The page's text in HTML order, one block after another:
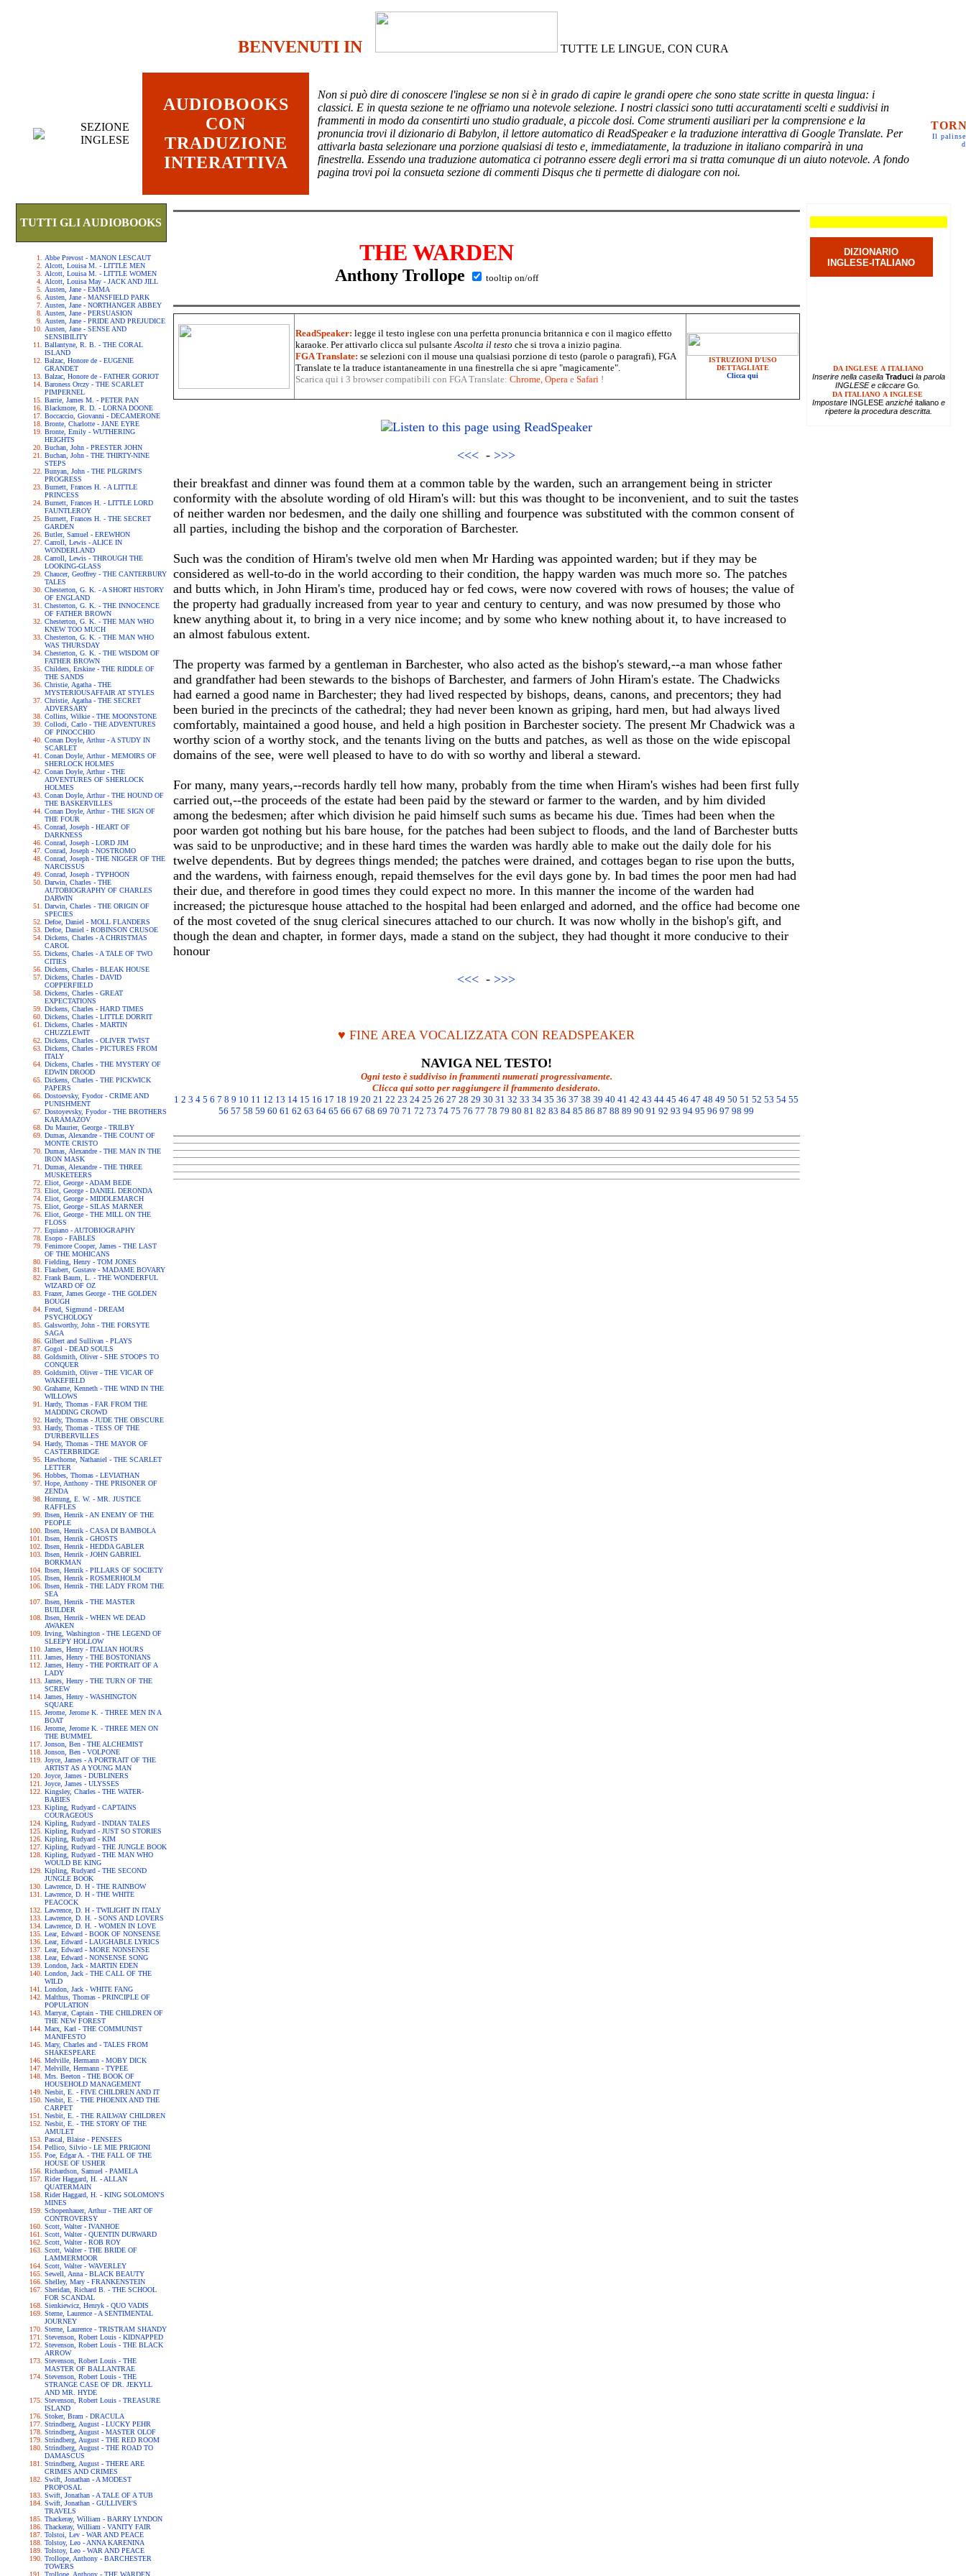
BENVENUTI IN TUTTE LE LINGUE, CON CURA
SEZIONE
INGLESE
AUDIOBOOKS
CON
TRADUZIONE
INTERATTIVA
Non si può dire di conoscere l'inglese se non si è in grado di capire le grandi opere che sono state scritte in questa lingua: i
classici. E in questa sezione te ne offriamo una notevole selezione. I nostri classici sono tutti accuratamenti scelti e suddivisi in
frammenti in modo da consentirti uno studio graduale, a piccole dosi. Come strumenti ausiliari per la comprensione e la
pronuncia trovi il dizionario di Babylon, il lettore automatico di ReadSpeaker e la traduzione interattiva di Google Translate. Per
attivarla basta selezionare una porzione qualsiasi di testo e, immediatamente, la traduzione in italiano comparirà in una
finestrella. Essendo una traduzione automatica ci potranno essere degli errori ma si tratta comunque di un aiuto notevole. A fondo
pagina trovi poi la consueta sezione di commenti Disqus che ti permette di dialogare con noi.
Il
TUTTI GLI AUDIOBOOKS
Abbe Prevost - MANON LESCAUT
Alcott, Louisa M. - LITTLE MEN
Alcott, Louisa M. - LITTLE WOMEN
Alcott, Louisa May - JACK AND JILL
Austen, Jane - EMMA
Austen, Jane - MANSFIELD PARK
Austen, Jane - NORTHANGER ABBEY
Austen, Jane - PERSUASION
Austen, Jane - PRIDE AND PREJUDICE
Austen, Jane - SENSE AND
SENSIBILITY
Ballantyne, R. B. - THE CORAL
ISLAND
Balzac, Honore de - EUGENIE
GRANDET
Balzac, Honore de - FATHER GORIOT
Baroness Orczy - THE SCARLET
PIMPERNEL
Barrie, James M. - PETER PAN
Blackmore, R. D. - LORNA DOONE
Boccaccio, Giovanni - DECAMERONE
Bronte, Charlotte - JANE EYRE
Bronte, Emily - WUTHERING
HEIGHTS
Buchan, John - PRESTER JOHN
Buchan, John - THE THIRTY-NINE
STEPS
Bunyan, John - THE PILGRIM'S
PROGRESS
Burnett, Frances H. - A LITTLE
PRINCESS
Burnett, Frances H. - LITTLE LORD
FAUNTLEROY
Burnett, Frances H. - THE SECRET
GARDEN
Butler, Samuel - EREWHON
Carroll, Lewis - ALICE IN
WONDERLAND
Carroll, Lewis - THROUGH THE
LOOKING-GLASS
Chaucer, Geoffrey - THE CANTERBURY
TALES
Chesterton, G. K. - A SHORT HISTORY
OF ENGLAND
Chesterton, G. K. - THE INNOCENCE
OF FATHER BROWN
Chesterton, G. K. - THE MAN WHO
KNEW TOO MUCH
Chesterton, G. K. - THE MAN WHO
WAS THURSDAY
Chesterton, G. K. - THE WISDOM OF
FATHER BROWN
Childers, Erskine - THE RIDDLE OF
THE SANDS
Christie, Agatha - THE
MYSTERIOUSAFFAIR AT STYLES
Christie, Agatha - THE SECRET
ADVERSARY
Collins, Wilkie - THE MOONSTONE
Collodi, Carlo - THE ADVENTURES
OF PINOCCHIO
Conan Doyle, Arthur - A STUDY IN
SCARLET
Conan Doyle, Arthur - MEMOIRS OF
SHERLOCK HOLMES
Conan Doyle, Arthur - THE
ADVENTURES OF SHERLOCK
HOLMES
Conan Doyle, Arthur - THE HOUND OF
THE BASKERVILLES
Conan Doyle, Arthur - THE SIGN OF
THE FOUR
Conrad, Joseph - HEART OF
DARKNESS
Conrad, Joseph - LORD JIM
Conrad, Joseph - NOSTROMO
Conrad, Joseph - THE NIGGER OF THE
NARCISSUS
Conrad, Joseph - TYPHOON
Darwin, Charles - THE
AUTOBIOGRAPHY OF CHARLES
DARWIN
Darwin, Charles - THE ORIGIN OF
SPECIES
Defoe, Daniel - MOLL FLANDERS
Defoe, Daniel - ROBINSON CRUSOE
Dickens, Charles - A CHRISTMAS
CAROL
Dickens, Charles - A TALE OF TWO
CITIES
Dickens, Charles - BLEAK HOUSE
Dickens, Charles - DAVID
COPPERFIELD
Dickens, Charles - GREAT
EXPECTATIONS
Dickens, Charles - HARD TIMES
Dickens, Charles - LITTLE DORRIT
Dickens, Charles - MARTIN
CHUZZLEWIT
Dickens, Charles - OLIVER TWIST
Dickens, Charles - PICTURES FROM
ITALY
Dickens, Charles - THE MYSTERY OF
EDWIN DROOD
Dickens, Charles - THE PICKWICK
PAPERS
Dostoevsky, Fyodor - CRIME AND
PUNISHMENT
Dostoyevsky, Fyodor - THE BROTHERS
KARAMAZOV
Du Maurier, George - TRILBY
Dumas, Alexandre - THE COUNT OF
MONTE CRISTO
Dumas, Alexandre - THE MAN IN THE
IRON MASK
Dumas, Alexandre - THE THREE
MUSKETEERS
Eliot, George - ADAM BEDE
Eliot, George - DANIEL DERONDA
Eliot, George - MIDDLEMARCH
Eliot, George - SILAS MARNER
Eliot, George - THE MILL ON THE
FLOSS
Equiano - AUTOBIOGRAPHY
Esopo - FABLES
Fenimore Cooper, James - THE LAST
OF THE MOHICANS
Fielding, Henry - TOM JONES
Flaubert, Gustave - MADAME BOVARY
Frank Baum, L. - THE WONDERFUL
WIZARD OF OZ
Frazer, James George - THE GOLDEN
BOUGH
Freud, Sigmund - DREAM
PSYCHOLOGY
Galsworthy, John - THE FORSYTE
SAGA
Gilbert and Sullivan - PLAYS
Gogol - DEAD SOULS
Goldsmith, Oliver - SHE STOOPS TO
CONQUER
Goldsmith, Oliver - THE VICAR OF
WAKEFIELD
Grahame, Kenneth - THE WIND IN THE
WILLOWS
Hardy, Thomas - FAR FROM THE
MADDING CROWD
Hardy, Thomas - JUDE THE OBSCURE
Hardy, Thomas - TESS OF THE
D'URBERVILLES
Hardy, Thomas - THE MAYOR OF
CASTERBRIDGE
Hawthorne, Nathaniel - THE SCARLET
LETTER
Hobbes, Thomas - LEVIATHAN
Hope, Anthony - THE PRISONER OF
ZENDA
Hornung, E. W. - MR. JUSTICE
RAFFLES
Ibsen, Henrik - AN ENEMY OF THE
PEOPLE
Ibsen, Henrik - CASA DI BAMBOLA
Ibsen, Henrik - GHOSTS
Ibsen, Henrik - HEDDA GABLER
Ibsen, Henrik - JOHN GABRIEL
BORKMAN
Ibsen, Henrik - PILLARS OF SOCIETY
Ibsen, Henrik - ROSMERHOLM
Ibsen, Henrik - THE LADY FROM THE
SEA
Ibsen, Henrik - THE MASTER
BUILDER
Ibsen, Henrik - WHEN WE DEAD
AWAKEN
Irving, Washington - THE LEGEND OF
SLEEPY HOLLOW
James, Henry - ITALIAN HOURS
James, Henry - THE BOSTONIANS
James, Henry - THE PORTRAIT OF A
LADY
James, Henry - THE TURN OF THE
SCREW
James, Henry - WASHINGTON
SQUARE
Jerome, Jerome K. - THREE MEN IN A
BOAT
Jerome, Jerome K. - THREE MEN ON
THE BUMMEL
Jonson, Ben - THE ALCHEMIST
Jonson, Ben - VOLPONE
Joyce, James - A PORTRAIT OF THE
ARTIST AS A YOUNG MAN
Joyce, James - DUBLINERS
Joyce, James - ULYSSES
Kingsley, Charles - THE WATER-
BABIES
Kipling, Rudyard - CAPTAINS
COURAGEOUS
Kipling, Rudyard - INDIAN TALES
Kipling, Rudyard - JUST SO STORIES
Kipling, Rudyard - KIM
Kipling, Rudyard - THE JUNGLE BOOK
Kipling, Rudyard - THE MAN WHO
WOULD BE KING
Kipling, Rudyard - THE SECOND
JUNGLE BOOK
Lawrence, D. H - THE RAINBOW
Lawrence, D. H - THE WHITE
PEACOCK
Lawrence, D. H - TWILIGHT IN ITALY
Lawrence, D. H. - SONS AND LOVERS
Lawrence, D. H. - WOMEN IN LOVE
Lear, Edward - BOOK OF NONSENSE
Lear, Edward - LAUGHABLE LYRICS
Lear, Edward - MORE NONSENSE
Lear, Edward - NONSENSE SONG
London, Jack - MARTIN EDEN
London, Jack - THE CALL OF THE
WILD
London, Jack - WHITE FANG
Malthus, Thomas - PRINCIPLE OF
POPULATION
Marryat, Captain - THE CHILDREN OF
THE NEW FOREST
Marx, Karl - THE COMMUNIST
MANIFESTO
Mary, Charles and - TALES FROM
SHAKESPEARE
Melville, Hermann - MOBY DICK
Melville, Hermann - TYPEE
Mrs. Beeton - THE BOOK OF
HOUSEHOLD MANAGEMENT
Nesbit, E. - FIVE CHILDREN AND IT
Nesbit, E. - THE PHOENIX AND THE
CARPET
Nesbit, E. - THE RAILWAY CHILDREN
Nesbit, E. - THE STORY OF THE
AMULET
Pascal, Blaise - PENSEES
Pellico, Silvio - LE MIE PRIGIONI
Poe, Edgar A. - THE FALL OF THE
HOUSE OF USHER
Richardson, Samuel - PAMELA
Rider Haggard, H. - ALLAN
QUATERMAIN
Rider Haggard, H. - KING SOLOMON'S
MINES
Schopenhauer, Arthur - THE ART OF
CONTROVERSY
Scott, Walter - IVANHOE
Scott, Walter - QUENTIN DURWARD
Scott, Walter - ROB ROY
Scott, Walter - THE BRIDE OF
LAMMERMOOR
Scott, Walter - WAVERLEY
Sewell, Anna - BLACK BEAUTY
Shelley, Mary - FRANKENSTEIN
Sheridan, Richard B. - THE SCHOOL
FOR SCANDAL
Sienkiewicz, Henryk - QUO VADIS
Sterne, Laurence - A SENTIMENTAL
JOURNEY
Sterne, Laurence - TRISTRAM SHANDY
Stevenson, Robert Louis - KIDNAPPED
Stevenson, Robert Louis - THE BLACK
ARROW
Stevenson, Robert Louis - THE
MASTER OF BALLANTRAE
Stevenson, Robert Louis - THE
STRANGE CASE OF DR. JEKYLL
AND MR. HYDE
Stevenson, Robert Louis - TREASURE
ISLAND
Stoker, Bram - DRACULA
Strindberg, August - LUCKY PEHR
Strindberg, August - MASTER OLOF
Strindberg, August - THE RED ROOM
Strindberg, August - THE ROAD TO
DAMASCUS
Strindberg, August - THERE ARE
CRIMES AND CRIMES
Swift, Jonathan - A MODEST
PROPOSAL
Swift, Jonathan - A TALE OF A TUB
Swift, Jonathan - GULLIVER'S
TRAVELS
Thackeray, William - BARRY LYNDON
Thackeray, William - VANITY FAIR
Tolstoi, Lev - WAR AND PEACE
Tolstoy, Leo - ANNA KARENINA
Tolstoy, Leo - WAR AND PEACE
Trollope, Anthony - BARCHESTER
TOWERS
Trollope, Anthony - THE WARDEN
THE WARDEN
Anthony Trollope tooltip on/off
ReadSpeaker: legge il testo inglese con una perfetta pronuncia britannica e con il magico effetto
karaoke. Per attivarlo clicca sul pulsanteAscolta il testo che si trova a inizio pagina.
FGA Translate: se selezioni con il mouse una qualsiasi porzione di testo (parole o paragrafi), FGA
Translate te la traduce istantaneamente in una finestrella che si apre "magicamente".
Scarica qui i 3 browser compatibili con FGA Translate: Chrome, Operae Safari !
ISTRUZIONI D'USO
DETTAGLIATE
Clicca qui
<<< - >>>
their breakfast and dinner was found them at a common table by the warden, such an arrangement being in stricter
conformity with the absolute wording of old Hiram's will: but this was thought to be inconvenient, and to suit the tastes
of neither warden nor bedesmen, and the daily one shilling and fourpence was substituted with the common consent of
all parties, including the bishop and the corporation of Barchester.
Such was the condition of Hiram's twelve old men when Mr Harding was appointed warden; but if they may be
considered as well-to-do in the world according to their condition, the happy warden was much more so. The patches
and butts which, in John Hiram's time, produced hay or fed cows, were now covered with rows of houses; the value of
the property had gradually increased from year to year and century to century, and was now presumed by those who
knew anything about it, to bring in a very nice income; and by some who knew nothing about it, to have increased to
an almost fabulous extent.
The property was farmed by a gentleman in Barchester, who also acted as the bishop's steward,--a man whose father
and grandfather had been stewards to the bishops of Barchester, and farmers of John Hiram's estate. The Chadwicks
had earned a good name in Barchester; they had lived respected by bishops, deans, canons, and precentors; they had
been buried in the precincts of the cathedral; they had never been known as griping, hard men, but had always lived
comfortably, maintained a good house, and held a high position in Barchester society. The present Mr Chadwick was a
worthy scion of a worthy stock, and the tenants living on the butts and patches, as well as those on the wide episcopal
domains of the see, were well pleased to have to do with so worthy and liberal a steward.
For many, many years,--records hardly tell how many, probably from the time when Hiram's wishes had been first fully
carried out,--the proceeds of the estate had been paid by the steward or farmer to the warden, and by him divided
among the bedesmen; after which division he paid himself such sums as became his due. Times had been when the
poor warden got nothing but his bare house, for the patches had been subject to floods, and the land of Barchester butts
was said to be unproductive; and in these hard times the warden was hardly able to make out the daily dole for his
twelve dependents. But by degrees things mended; the patches were drained, and cottages began to rise upon the butts,
and the wardens, with fairness enough, repaid themselves for the evil days gone by. In bad times the poor men had had
their due, and therefore in good times they could expect no more. In this manner the income of the warden had
increased; the picturesque house attached to the hospital had been enlarged and adorned, and the office had become one
of the most coveted of the snug clerical sinecures attached to our church. It was now wholly in the bishop's gift, and
though the dean and chapter, in former days, made a stand on the subject, they had thought it more conducive to their
honour
<<< - >>>
♥ FINE AREA VOCALIZZATA CON READSPEAKER
NAVIGA NEL TESTO!
Ogni testo è suddiviso in frammenti numerati progressivamente.
Clicca qui sotto per raggiungere il frammento desiderato.
1 2 3 4 5 6 7 8 9 10 11 12 13 14 15 16 17 18 19 20 21 22 23 24 25 26 27 28 29 30 31 32 33 34 35 36 37 38 39 40 41 42 43 44 45 46 47 48 49 50 51 52 53 54 55
56 57 58 59 60 61 62 63 64 65 66 67 68 69 70 71 72 73 74 75 76 77 78 79 80 81 82 83 84 85 86 87 88 89 90 91 92 93 94 95 96 97 98 99
DIZIONARIO
INGLESE-ITALIANO
DA INGLESE A ITALIANO
Inserire nella casella Traducila parola
INGLESE e cliccare Go.
DA ITALIANO A INGLESE
Impostare INGLESEanziché italianoe
ripetere la procedura descritta.